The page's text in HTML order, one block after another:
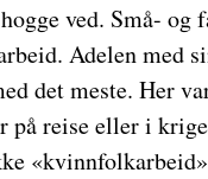
ved. Små-
Adelen med
det meste. Her
på reise eller i